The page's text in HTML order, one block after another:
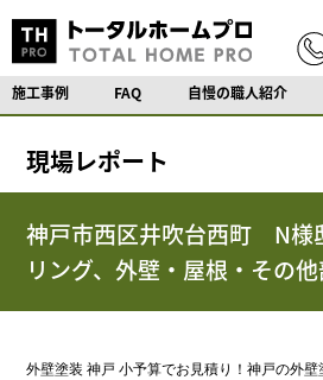
施工事例 FAQ 自慢の職人紹介
現場レポート
神戸市西区井吹台西町 N
リング、外壁・屋根・その
外壁塗装 神戸 小予算でお見積り！神戸の外